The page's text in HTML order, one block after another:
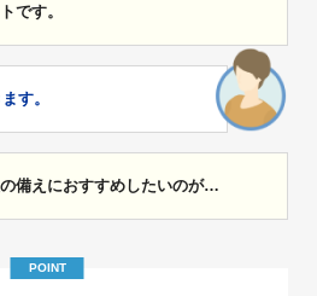
です。
す。
備えにおすすめしたいのが…
POINT